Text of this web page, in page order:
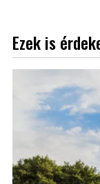
Ezek is